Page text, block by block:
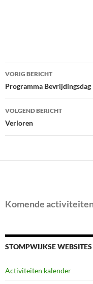
Bericht
navigatie
VORIG BERICHT
Programma Bevrijdingsdag
VOLGEND BERICHT
Verloren
Komende
STOMPWIJKSE WEBSITES
Activiteiten kalender